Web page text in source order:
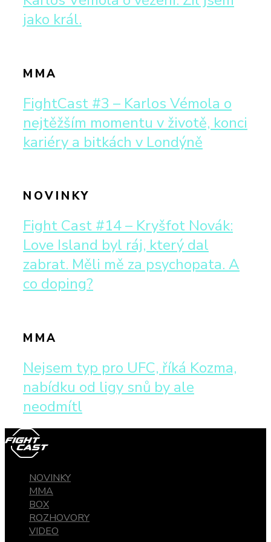
jako král.
MMA
FightCast #3 – Karlos Vémola o
nejtěžším momentu v životě, konci
kariéry a bitkách v Londýně
NOVINKY
Fight Cast #14 – Kryšfot Novák:
Love Island byl ráj, který dal
zabrat. Měli mě za psychopata. A
co doping?
MMA
Nejsem typ pro UFC, říká Kozma,
nabídku od ligy snů by ale
neodmítl
NOVINKY
MMA
BOX
ROZHOVORY
VIDEO